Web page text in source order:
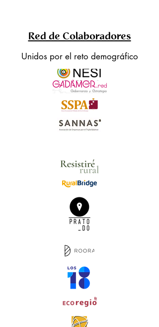
Red de Colaboradores
Unidos por el reto demográfico